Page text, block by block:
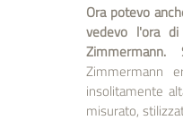
Ora potevo
vedevo l'ora di
Zimmermann.
Zimmermann
insolitamente
misurato,